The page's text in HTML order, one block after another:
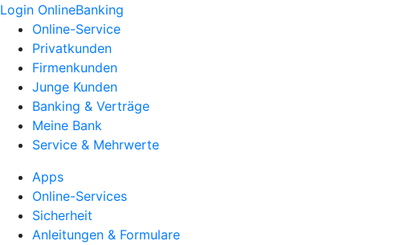
Login OnlineBanking
Online-Service
Privatkunden
Firmenkunden
Junge Kunden
Banking & Verträge
Meine Bank
Service & Mehrwerte
Apps
Online-Services
Sicherheit
Anleitungen & Formulare